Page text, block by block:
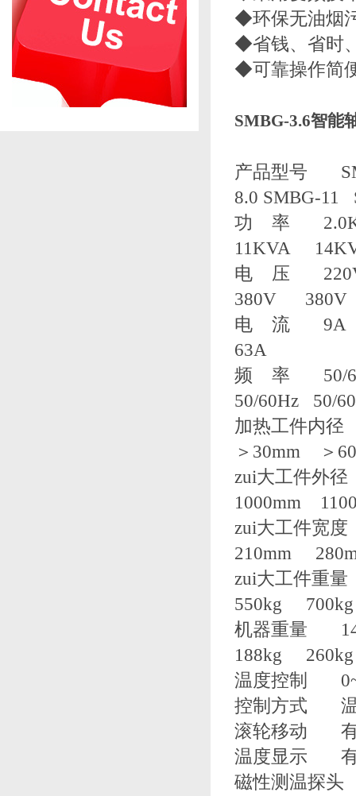
◆环保无油烟
◆省钱、省时
◆可靠操作简
SMBG-3.6智能
产品型号
8.0 SMBG-11
功 率
11KVA
电 压
380V 380V
电 流
63A
频 率 50/
50/60Hz 50/
加热工件内
＞30mm ＞
zui大工件外
1000mm
zui大工件宽
210mm
zui大工件
550kg 700kg
机器重量
188kg 260kg
温度控制
控制方式 温
滚轮移动
温度显示
磁性测温探头